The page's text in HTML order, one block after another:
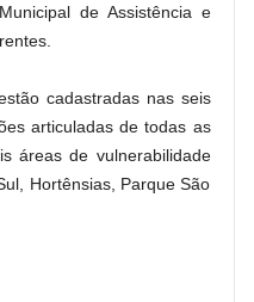
de Assistência e
cadastradas nas seis
articuladas de todas as
áreas de vulnerabilidade
Hortênsias, Parque São